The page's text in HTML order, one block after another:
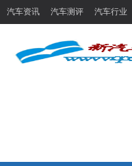
汽车资讯 汽车测评 汽车行业